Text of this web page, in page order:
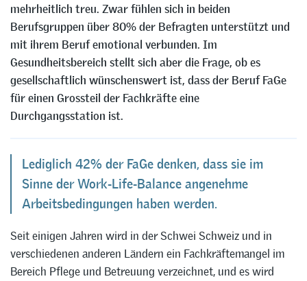
mehrheitlich treu. Zwar fühlen sich in beiden
Berufsgruppen über 80% der Befragten unterstützt und
mit ihrem Beruf emotional verbunden. Im
Gesundheitsbereich stellt sich aber die Frage, ob es
gesellschaftlich wünschenswert ist, dass der Beruf FaGe
für einen Grossteil der Fachkräfte eine
Durchgangsstation ist.
Lediglich 42% der FaGe denken, dass sie im
Sinne der Work-Life-Balance angenehme
Arbeitsbedingungen haben werden.
Seit einigen Jahren wird in der Schwei Schweiz und in
verschiedenen anderen Ländern ein Fachkräftemangel im
Bereich Pflege und Betreuung verzeichnet, und es wird